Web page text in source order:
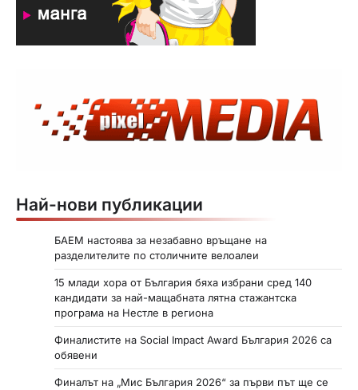
Най-нови публикации
БАЕМ настоява за незабавно връщане на
разделителите по столичните велоалеи
15 млади хора от България бяха избрани сред 140
кандидати за най-мащабната лятна стажантска
програма на Нестле в региона
Финалистите на Social Impact Award България 2026 са
обявени
Финалът на „Мис България 2026“ за първи път ще се